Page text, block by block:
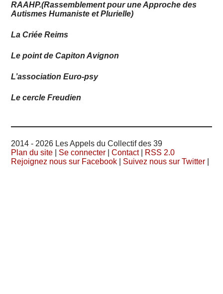
RAAHP.(Rassemblement pour une Approche des
Autismes Humaniste et Plurielle)
La Criée Reims
Le point de Capiton Avignon
L’association Euro-psy
Le cercle Freudien
2014 - 2026 Les Appels du Collectif des 39
Plan du site
Se connecter |Contact| RSS 2.0
Rejoignez nous sur Facebook
Suivez nous sur Twitter